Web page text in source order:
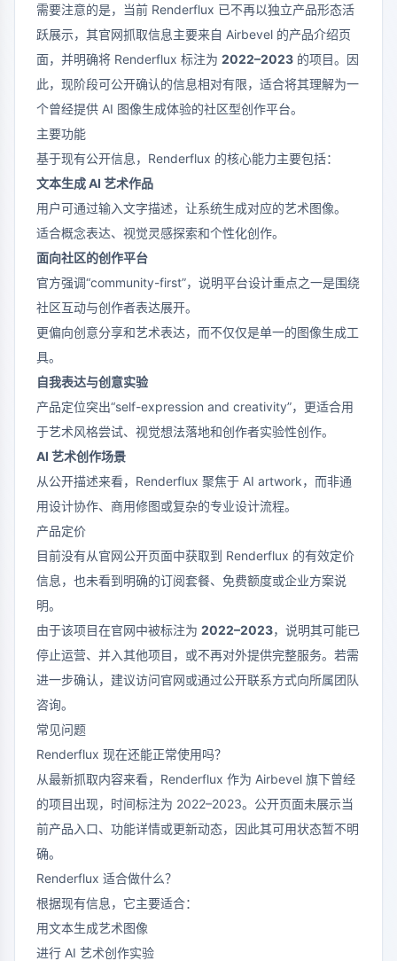
需要注意的是，当前 Renderflux 已不再以独立产品形态活
跃展示，其官网抓取信息主要来自 Airbevel 的产品介绍页
面，并明确将 Renderflux 标注为 2022–2023 的项目。因
此，现阶段可公开确认的信息相对有限，适合将其理解为一
个曾经提供 AI 图像生成体验的社区型创作平台。
主要功能
基于现有公开信息，Renderflux 的核心能力主要包括：
文本生成 AI 艺术作品
用户可通过输入文字描述，让系统生成对应的艺术图像。
适合概念表达、视觉灵感探索和个性化创作。
面向社区的创作平台
官方强调“community-first”，说明平台设计重点之一是围绕
社区互动与创作者表达展开。
更偏向创意分享和艺术表达，而不仅仅是单一的图像生成工
具。
自我表达与创意实验
产品定位突出“self-expression and creativity”，更适合用
于艺术风格尝试、视觉想法落地和创作者实验性创作。
AI 艺术创作场景
从公开描述来看，Renderflux 聚焦于 AI artwork，而非通
用设计协作、商用修图或复杂的专业设计流程。
产品定价
目前没有从官网公开页面中获取到 Renderflux 的有效定价
信息，也未看到明确的订阅套餐、免费额度或企业方案说
明。
由于该项目在官网中被标注为 2022–2023，说明其可能已
停止运营、并入其他项目，或不再对外提供完整服务。若需
进一步确认，建议访问官网或通过公开联系方式向所属团队
咨询。
常见问题
Renderflux 现在还能正常使用吗？
从最新抓取内容来看，Renderflux 作为 Airbevel 旗下曾经
的项目出现，时间标注为 2022–2023。公开页面未展示当
前产品入口、功能详情或更新动态，因此其可用状态暂不明
确。
Renderflux 适合做什么？
根据现有信息，它主要适合：
用文本生成艺术图像
进行 AI 艺术创作实验